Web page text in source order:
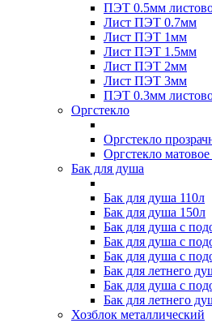
ПЭТ 0.5мм
Лист ПЭТ 0.7мм
Лист ПЭТ 1мм
Лист ПЭТ 1.5мм
Лист ПЭТ 2мм
Лист ПЭТ 3мм
ПЭТ 0.3мм
Оргстекло
Оргстекло
Оргстекло
Бак для душа
Бак для душа 110л
Бак для душа 150л
Бак для душа с
Бак для душа с
Бак для душа с
Бак для летнего
Бак для душа с
Бак для летнего
Хозблок металлический